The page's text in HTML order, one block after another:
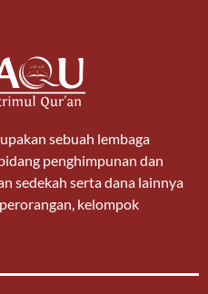
sebuah lembaga
penghimpunan dan
sedekah serta dana lainnya
kelompok